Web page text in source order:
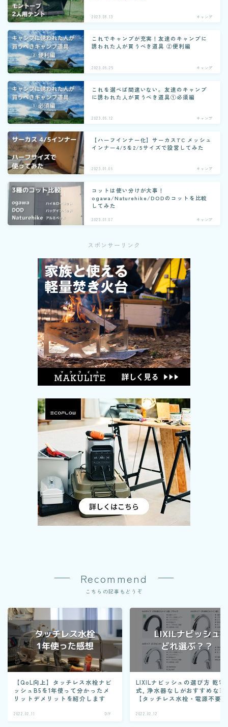
2023.08.13 キャンプ
これでキャンプが充実！友達のキャンプに
誘われた人が買うべき道具 ②便利編
2023.06.25 キャンプ
これを選べば間違いない。友達のキャンプ
に誘われた人が買うべき道具①必須編
2023.06.12 キャンプ
【ハーフインナー化】サーカスTC メッシュ
インナー4/5を2/5サイズで設営してみた
2023.01.09 キャンプ
コットは使い分けが大事！
ogawa/Naturehike/DODのコットを比較
してみた
2023.01.07 キャンプ
スポンサーリンク
Recommend
こちらの記事もどうぞ
【QoL向上】タッチレス水栓ナビ
ッシュB5を1年使って分かったメ
リットデメリットを紹介します
2022.02.11 DIY
LIXILナビッシュの選び方 乾電
式, 浄水器なしがおすすめな理
【タッチレス水栓・電源不要】
2022.02.12